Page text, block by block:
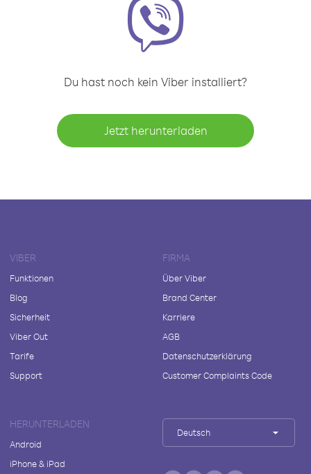
Du hast noch kein Viber installiert?
Jetzt herunterladen
VIBER
Funktionen
Blog
Sicherheit
Viber Out
Tarife
Support
FIRMA
Über Viber
Brand Center
Karriere
AGB
Datenschutzerklärung
Customer Complaints Code
HERUNTERLADEN
Android
iPhone & iPad
Deutsch